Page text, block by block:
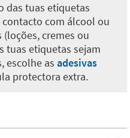
das tuas etiquetas
com álcool ou
cremes ou
tuas etiquetas sejam
escolhe as adesivas
protectora extra.